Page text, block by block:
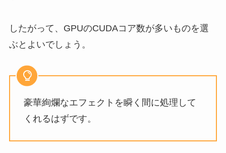
したがって、GPUのCUDAコア数が多いものを選
ぶとよいでしょう。
豪華絢爛なエフェクトを瞬く間に処理して
くれるはずです。